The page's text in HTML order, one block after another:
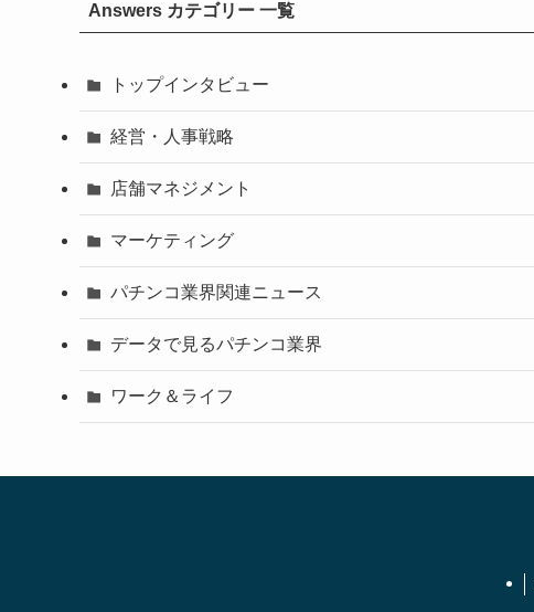
Answers カテゴリー 一覧
トップインタビュー
経営・人事戦略
店舗マネジメント
マーケティング
パチンコ業界関連ニュース
データで見るパチンコ業界
ワーク＆ライフ